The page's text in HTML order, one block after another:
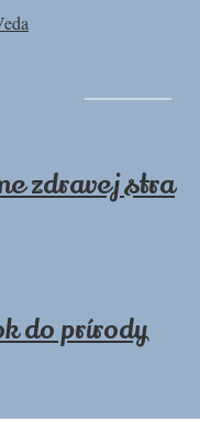
zdravej stra
do prírody